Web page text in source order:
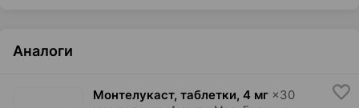
Аналоги
Монтелукаст, таблетки, 4 мг ×30